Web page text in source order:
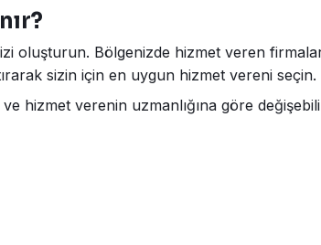
oluşturun. Bölgenizde hizmet veren
sizin için en uygun hizmet vereni seçin.
hizmet verenin uzmanlığına göre